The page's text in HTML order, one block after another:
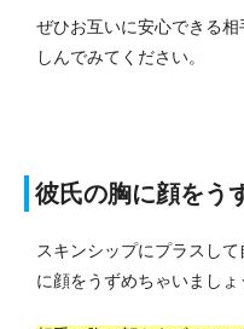
ぜひお互いに安心できる
しんでみてください。
彼氏の胸に顔をう
スキンシップにプラスし
に顔をうずめちゃいましょ